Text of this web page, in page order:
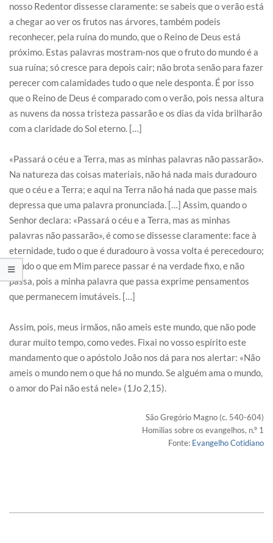
nosso Redentor dissesse claramente: se sabeis que o verão está
a chegar ao ver os frutos nas árvores, também podeis
reconhecer, pela ruína do mundo, que o Reino de Deus está
próximo. Estas palavras mostram-nos que o fruto do mundo é a
sua ruína; só cresce para depois cair; não brota senão para fazer
perecer com calamidades tudo o que nele desponta. É por isso
que o Reino de Deus é comparado com o verão, pois nessa altura
as nuvens da nossa tristeza passarão e os dias da vida brilharão
com a claridade do Sol eterno. […]
«Passará o céu e a Terra, mas as minhas palavras não passarão».
Na natureza das coisas materiais, não há nada mais duradouro
que o céu e a Terra; e aqui na Terra não há nada que passe mais
depressa que uma palavra pronunciada. […] Assim, quando o
Senhor declara: «Passará o céu e a Terra, mas as minhas
palavras não passarão», é como se dissesse claramente: face à
eternidade, tudo o que é duradouro à vossa volta é perecedouro;
e tudo o que em Mim parece passar é na verdade fixo, e não
passa, pois a minha palavra que passa exprime pensamentos
que permanecem imutáveis. […]
Assim, pois, meus irmãos, não ameis este mundo, que não pode
durar muito tempo, como vedes. Fixai no vosso espírito este
mandamento que o apóstolo João nos dá para nos alertar: «Não
ameis o mundo nem o que há no mundo. Se alguém ama o mundo,
o amor do Pai não está nele» (1Jo 2,15).
São Gregório Magno (c. 540-604)
Homilias sobre os evangelhos, n.º 1
Fonte: Evangelho Cotidiano